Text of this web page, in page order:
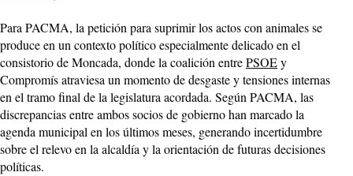
Para PACMA, la petición para suprimir los actos con animales se
produce en un contexto político especialmente delicado en el
consistorio de Moncada, donde la coalición entrePSOEy
Compromís atraviesa un momento de desgaste y tensiones internas
en el tramo final de la legislatura acordada. Según PACMA, las
discrepancias entre ambos socios de gobierno han marcado la
agenda municipal en los últimos meses, generando incertidumbre
sobre el relevo en la alcaldía y la orientación de futuras decisiones
políticas.